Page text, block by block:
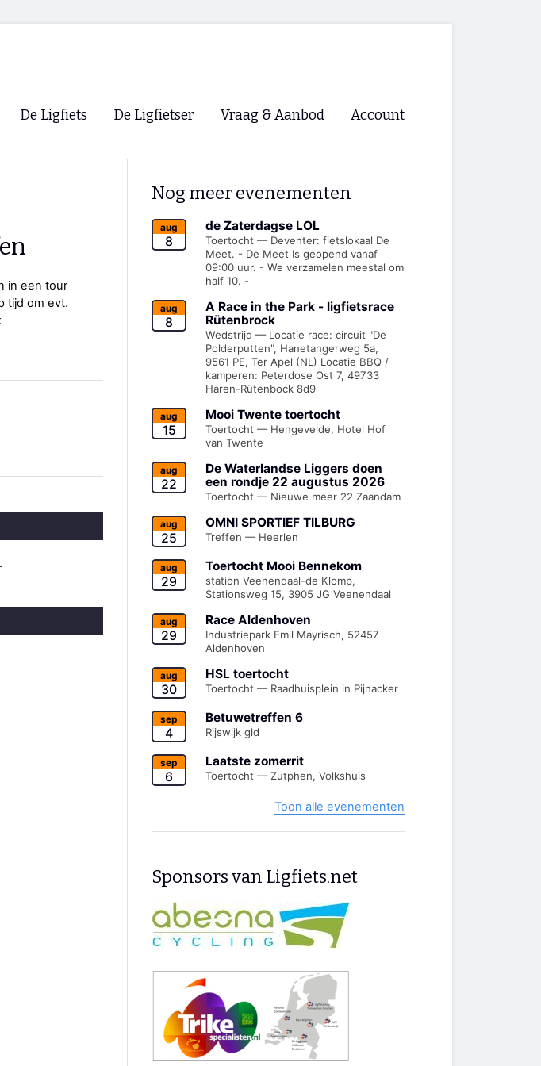
De Ligfiets De Ligfietser
Ligfietsvereninging NVHPV
Lokale Fietsverenigingen
EHPVA & EuSupino 🡺
Forum ligfietsers.nl 🡺
Vraag & Aanbod Account
Registreren
in een tour
tijd om evt.
.
Nog meer evenementen
aug
8
de Zaterdagse LOL
Toertocht — Deventer: fietslokaal De
Meet. - De Meet Is geopend vanaf
09:00 uur. - We verzamelen meestal om
half 10. -
aug
8
A Race in the Park - ligfietsrace
Rütenbrock
Wedstrijd — Locatie race: circuit "De
Polderputten", Hanetangerweg 5a,
9561 PE, Ter Apel (NL) Locatie BBQ /
kamperen: Peterdose Ost 7, 49733
Haren-Rütenbock 8d9
aug
15
Mooi Twente toertocht
Toertocht — Hengevelde, Hotel Hof
van Twente
aug
22
De Waterlandse Liggers doen
een rondje 22 augustus 2026
Toertocht — Nieuwe meer 22 Zaandam
aug
25
OMNI SPORTIEF TILBURG
Treffen — Heerlen
aug
29
Toertocht Mooi Bennekom
station Veenendaal-de Klomp,
Stationsweg 15, 3905 JG Veenendaal
aug
29
Race Aldenhoven
Industriepark Emil Mayrisch, 52457
Aldenhoven
aug
30
HSL toertocht
Toertocht — Raadhuisplein in Pijnacker
sep
4
Betuwetreffen 6
Rijswijk gld
sep
6
Laatste zomerrit
Toertocht — Zutphen, Volkshuis
Toon alle evenementen
Sponsors van Ligfiets.net